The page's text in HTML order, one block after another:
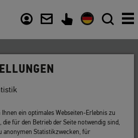
einer Hochschule.
ein optimales Webseiten-Erlebnis zu
die für den Betrieb der Seite notwendig sind,
anonymen Statistikzwecken, für